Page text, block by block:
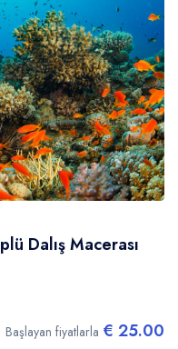
Dalış Macerası
Başlayan fiyatlarla € 25.00